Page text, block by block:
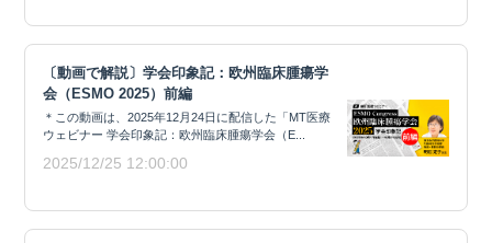
〔動画で解説〕学会印象記：欧州臨床腫瘍学
会（ESMO 2025）前編
＊この動画は、2025年12月24日に配信した「MT医療
ウェビナー 学会印象記：欧州臨床腫瘍学会（E...
2025/12/25 12:00:00